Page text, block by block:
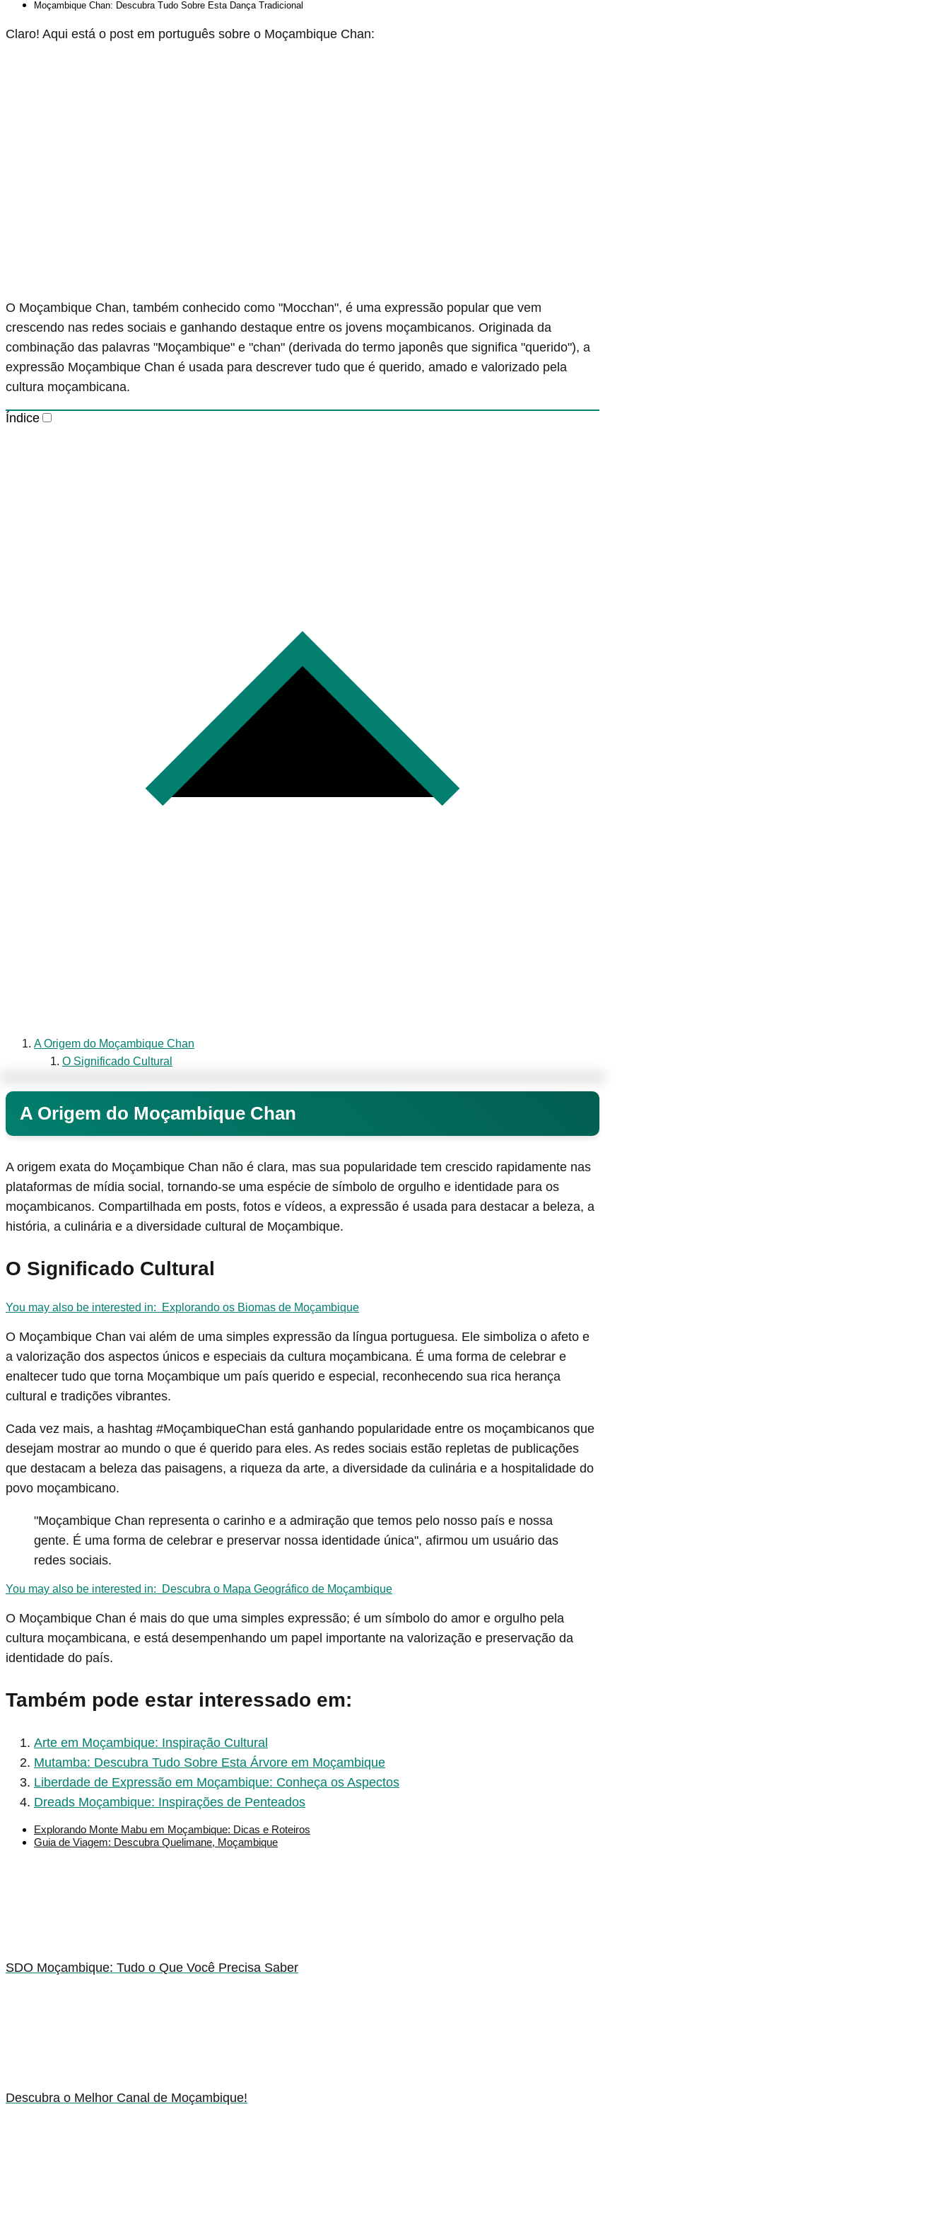
Moçambique Chan: Descubra Tudo Sobre Esta Dança Tradicional
Claro! Aqui está o post em português sobre o Moçambique Chan:
O Moçambique Chan, também conhecido como "Mocchan", é uma expressão popular que vem
crescendo nas redes sociais e ganhando destaque entre os jovens moçambicanos. Originada da
combinação das palavras "Moçambique" e "chan" (derivada do termo japonês que significa "querido"), a
expressão Moçambique Chan é usada para descrever tudo que é querido, amado e valorizado pela
cultura moçambicana.
Índice
A Origem do Moçambique Chan
O Significado Cultural
A Origem do Moçambique Chan
A origem exata do Moçambique Chan não é clara, mas sua popularidade tem crescido rapidamente nas
plataformas de mídia social, tornando-se uma espécie de símbolo de orgulho e identidade para os
moçambicanos. Compartilhada em posts, fotos e vídeos, a expressão é usada para destacar a beleza, a
história, a culinária e a diversidade cultural de Moçambique.
O Significado Cultural
You may also be interested in: Explorando os Biomas de Moçambique
O Moçambique Chan vai além de uma simples expressão da língua portuguesa. Ele simboliza o afeto e
a valorização dos aspectos únicos e especiais da cultura moçambicana. É uma forma de celebrar e
enaltecer tudo que torna Moçambique um país querido e especial, reconhecendo sua rica herança
cultural e tradições vibrantes.
Cada vez mais, a hashtag #MoçambiqueChan está ganhando popularidade entre os moçambicanos que
desejam mostrar ao mundo o que é querido para eles. As redes sociais estão repletas de publicações
que destacam a beleza das paisagens, a riqueza da arte, a diversidade da culinária e a hospitalidade do
povo moçambicano.
"Moçambique Chan representa o carinho e a admiração que temos pelo nosso país e nossa
gente. É uma forma de celebrar e preservar nossa identidade única", afirmou um usuário das
redes sociais.
You may also be interested in: Descubra o Mapa Geográfico de Moçambique
O Moçambique Chan é mais do que uma simples expressão; é um símbolo do amor e orgulho pela
cultura moçambicana, e está desempenhando um papel importante na valorização e preservação da
identidade do país.
Também pode estar interessado em:
Arte em Moçambique: Inspiração Cultural
Mutamba: Descubra Tudo Sobre Esta Árvore em Moçambique
Liberdade de Expressão em Moçambique: Conheça os Aspectos
Dreads Moçambique: Inspirações de Penteados
Explorando Monte Mabu em Moçambique: Dicas e Roteiros
Guia de Viagem: Descubra Quelimane, Moçambique
SDO Moçambique: Tudo o Que Você Precisa Saber
Descubra o Melhor Canal de Moçambique!